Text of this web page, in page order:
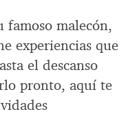
famoso malecón,
experiencias que
el descanso
pronto, aquí te